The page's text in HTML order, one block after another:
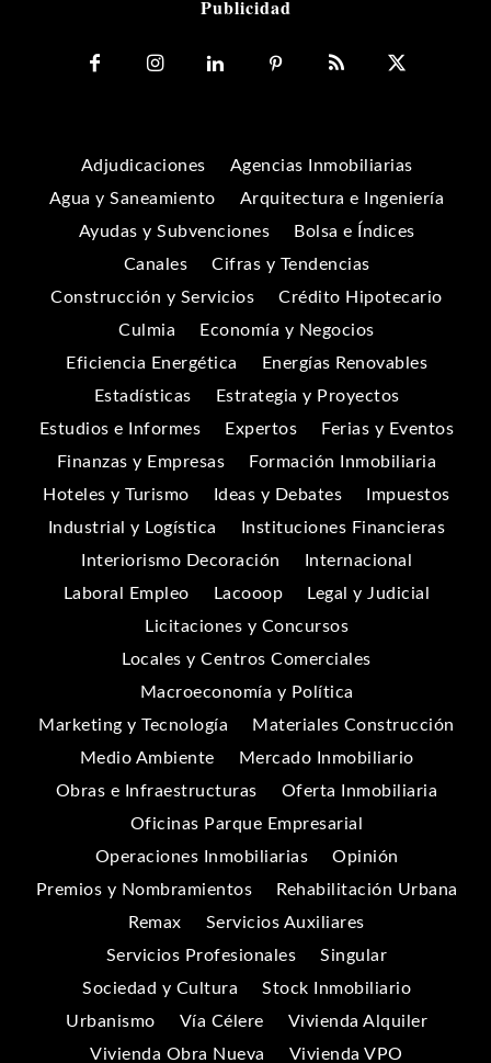
Publicidad
Adjudicaciones
Agencias Inmobiliarias
Agua y Saneamiento
Arquitectura e Ingeniería
Ayudas y Subvenciones
Bolsa e Índices
Canales
Cifras y Tendencias
Construcción y Servicios
Crédito Hipotecario
Culmia
Economía y Negocios
Eficiencia Energética
Energías Renovables
Estadísticas
Estrategia y Proyectos
Estudios e Informes
Expertos
Ferias y Eventos
Finanzas y Empresas
Formación Inmobiliaria
Hoteles y Turismo
Ideas y Debates
Impuestos
Industrial y Logística
Instituciones Financieras
Interiorismo Decoración
Internacional
Laboral Empleo
Lacooop
Legal y Judicial
Licitaciones y Concursos
Locales y Centros Comerciales
Macroeconomía y Política
Marketing y Tecnología
Materiales Construcción
Medio Ambiente
Mercado Inmobiliario
Obras e Infraestructuras
Oferta Inmobiliaria
Oficinas Parque Empresarial
Operaciones Inmobiliarias
Opinión
Premios y Nombramientos
Rehabilitación Urbana
Remax
Servicios Auxiliares
Servicios Profesionales
Singular
Sociedad y Cultura
Stock Inmobiliario
Urbanismo
Vía Célere
Vivienda Alquiler
Vivienda Obra Nueva
Vivienda VPO